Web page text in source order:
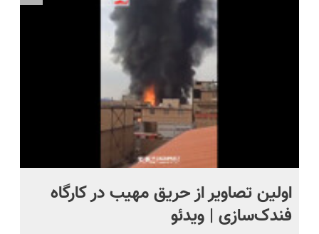
بخر!😉
اولین تصاویر از حریق مهیب در کارگاه
فندک‌سازی | ویدئو